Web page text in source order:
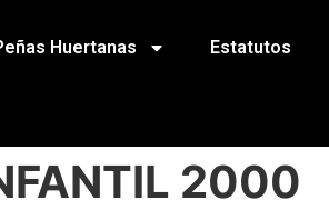
Huertanas Estatutos
2000